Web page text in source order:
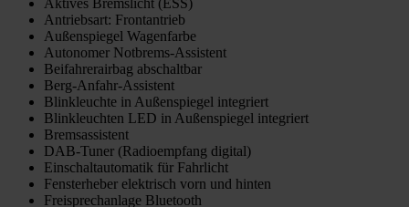
Aktives Bremslicht (ESS)
Antriebsart: Frontantrieb
Außenspiegel Wagenfarbe
Autonomer Notbrems-Assistent
Beifahrerairbag abschaltbar
Berg-Anfahr-Assistent
Blinkleuchte in Außenspiegel integriert
Blinkleuchten LED in Außenspiegel integriert
Bremsassistent
DAB-Tuner (Radioempfang digital)
Einschaltautomatik für Fahrlicht
Fensterheber elektrisch vorn und hinten
Freisprechanlage Bluetooth